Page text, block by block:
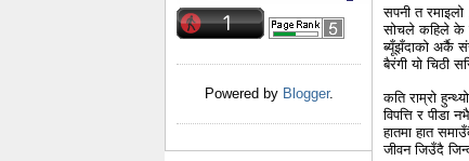
Powered by Blogger.
सपनी त
सोचले कहिले के
ब्यूँझँदाको अर्कै
बैरंगी यो चिठी
कति राम्रो
विपत्ति र पीडा
हातमा हात
जीवन जिउँदै